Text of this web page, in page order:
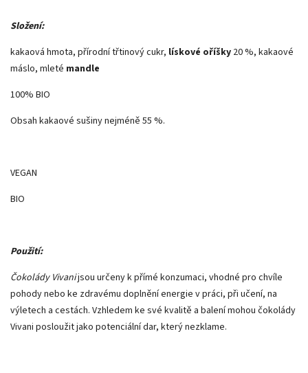
Složení:
kakaová hmota, přírodní třtinový cukr, lískové oříšky 20 %, kakaové
máslo, mleté mandle
100% BIO
Obsah kakaové sušiny nejméně 55 %.
VEGAN
BIO
Použití:
Čokolády Vivanijsou určeny k přímé konzumaci, vhodné pro chvíle
pohody nebo ke zdravému doplnění energie v práci, při učení, na
výletech a cestách. Vzhledem ke své kvalitě a balení mohou čokolády
Vivani posloužit jako potenciální dar, který nezklame.